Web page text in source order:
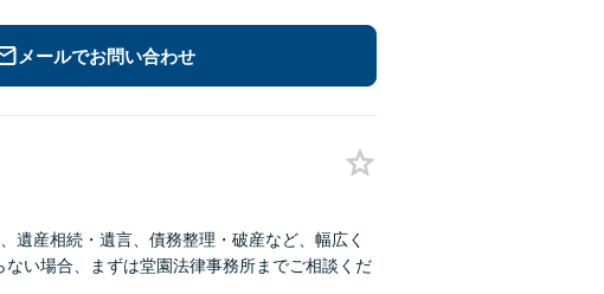
メールでお問い合わせ
遺産相続・遺言、債務整理・破産など、幅広く
い場合、まずは堂園法律事務所までご相談くだ